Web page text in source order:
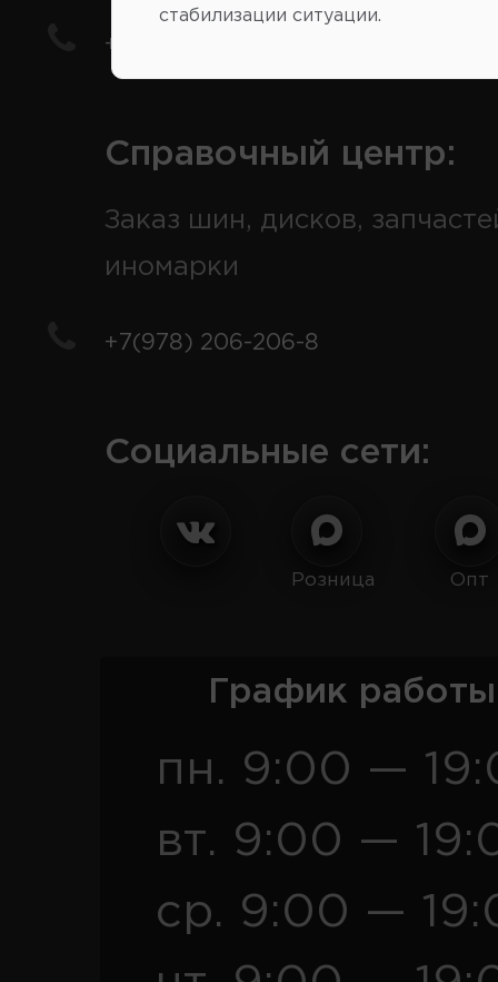
+7(978) 206-206-5
Справочный центр:
Заказ шин, дисков,
иномарки
+7(978) 206-206-8
Социальные сети:
Розница Опт
График
пн. 9:00 —
вт. 9:00 —
ср. 9:00 —
стабилизации ситуации.